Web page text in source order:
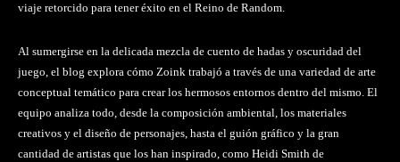
viaje retorcido para tener éxito en el Reino de Random.
Al sumergirse en la delicada mezcla de cuento de hadas y oscuridad del
juego, el blog explora cómo Zoink trabajó a través de una variedad de arte
conceptual temático para crear los hermosos entornos dentro del mismo. El
equipo analiza todo, desde la composición ambiental, los materiales
creativos y el diseño de personajes, hasta el guión gráfico y la gran
cantidad de artistas que los han inspirado, como Heidi Smith de